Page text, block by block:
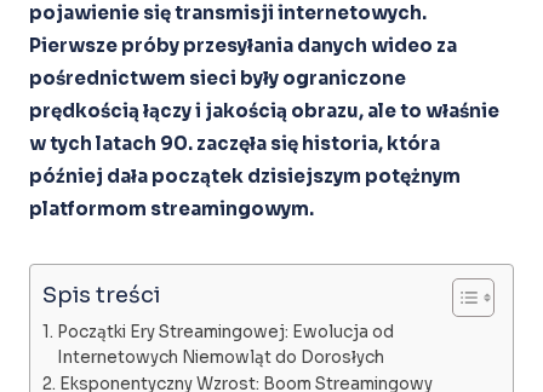
pojawienie się transmisji internetowych.
Pierwsze próby przesyłania danych wideo za
pośrednictwem sieci były ograniczone
prędkością łączy i jakością obrazu, ale to właśnie
w tych latach 90. zaczęła się historia, która
później dała początek dzisiejszym potężnym
platformom streamingowym.
Spis treści
Początki Ery Streamingowej: Ewolucja od
Internetowych Niemowląt do Dorosłych
Eksponentyczny Wzrost: Boom Streamingowy